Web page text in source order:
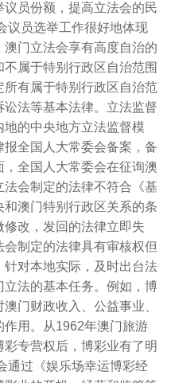
员份额，提高立法会的民
议员选举工作很好地体现
门立法会享有高度自治的
属于特别行政区自治范围
有属于特别行政区自治范
法等基本法律。立法监督
地的中央地方立法监督模
全国人大常委会备案，备
全国人大常委会在征询澳
会制定的法律不符合《基
澳门特别行政区关系的条
改，发回的法律立即失
制定的法律具有审核权但
对本地实际，及时出台法
法的基本任务。例如，博
门财政收入、公益事业、
作用。从1962年澳门旅游
专营权后，博彩业有了明
通过《娱乐场幸运博彩经